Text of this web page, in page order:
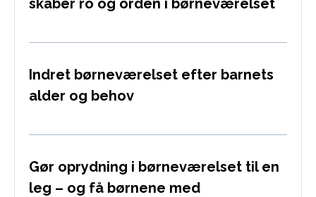
skaber ro og orden i børneværelset
Indret børneværelset efter barnets
alder og behov
Gør oprydning i børneværelset til en
leg – og få børnene med